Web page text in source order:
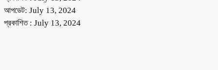
আপডেট: July 13, 2024
প্রকাশিত : July 13, 2024